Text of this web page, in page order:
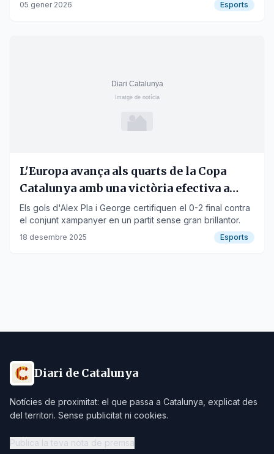
05 gener 2026 Esports
L'Europa avança als quarts de la Copa
Catalunya amb una victòria efectiva a
Peralada
Els gols d'Alex Pla i George certifiquen el 0-2 final contra
el conjunt xampanyer en un partit sense gran brillantor.
18 desembre 2025 Esports
Diari de Catalunya
Notícies de proximitat: el que passa a Catalunya, explicat des
del territori. Sense publicitat ni cookies.
Publica la teva nota de premsa